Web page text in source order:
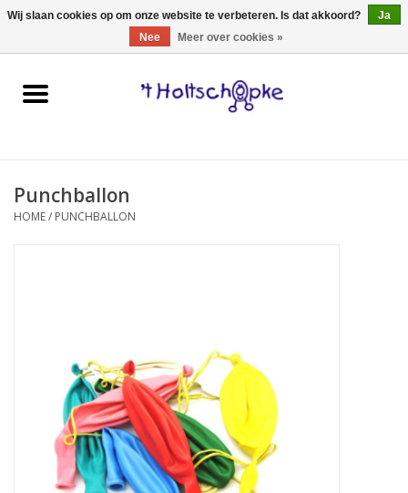
0 Artikelen - €0,00
Home
spellen
kinderkamer
eten & drinken
Punchballon
HOME/ PUNCHBALLON
Wij slaan cookies op om onze website te verbeteren. Is dat akkoord?
Ja
Nee
Meer over cookies »